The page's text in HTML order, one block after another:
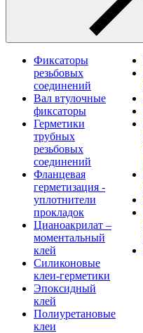
Фиксаторы
резьбовых
соединений
Вал втулочные
фиксаторы
Герметики
трубных
резьбовых
соединений
Фланцевая
герметизация -
уплотнители
прокладок
Цианоакрилат –
моментальный
клей
Силиконовые
клеи-герметики
Эпоксидный
клей
Полиуретановые
клеи